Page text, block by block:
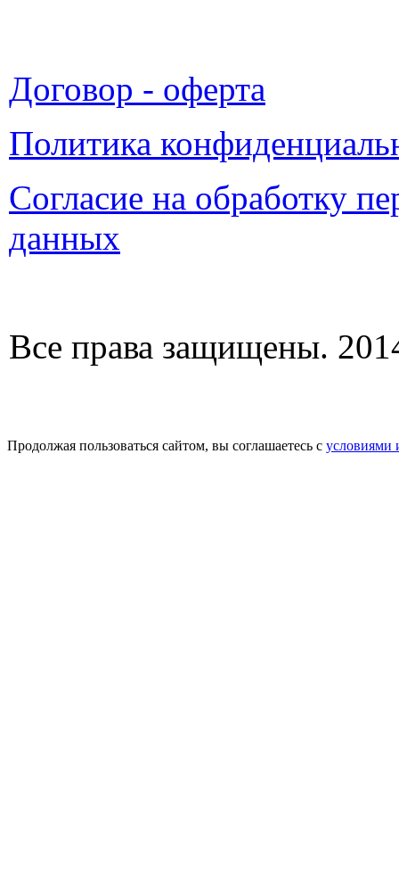
Договор - оферта
Политика
Согласие на обработку
данных
Все права защищены.
Продолжая пользоваться сайтом, вы соглашаетесь с условиями